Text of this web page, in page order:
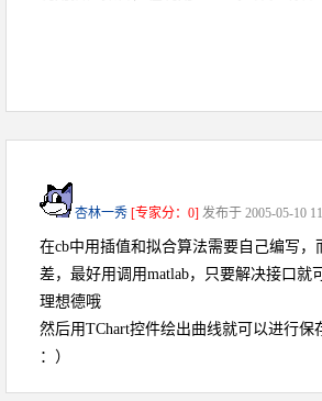
杏林一秀 [专家分：0] 发布于 2005-05-10
在cb中用插值和拟合算法需要自己编写，
差，最好用调用matlab，只要解决接口就
理想德哦
然后用TChart控件绘出曲线就可以进行保
：）